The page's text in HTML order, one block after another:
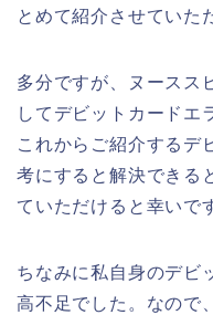
とめて紹介させていた
多分ですが、ヌースス
してデビットカードエ
これからご紹介するデ
考にすると解決できる
ていただけると幸いで
ちなみに私自身のデビ
高不足でした。なので